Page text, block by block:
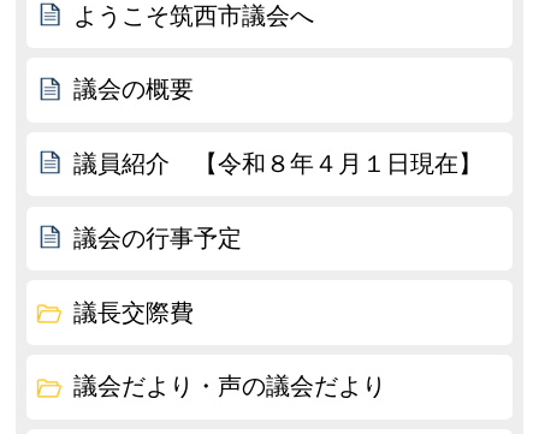
ようこそ筑西市議会へ
議会の概要
議員紹介 【令和８年４月１日現在】
議会の行事予定
議長交際費
議会だより・声の議会だより